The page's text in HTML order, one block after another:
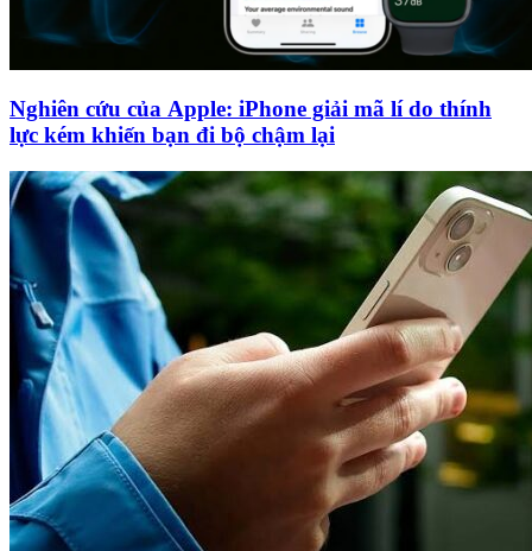
Nghiên cứu của Apple: iPhone giải mã lí do thính
lực kém khiến bạn đi bộ chậm lại